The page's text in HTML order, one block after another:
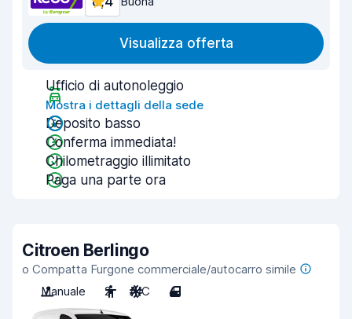
Visualizza offerta
Ufficio di autonoleggio
Mostra i dettagli della sede
Deposito basso
Conferma immediata!
Chilometraggio illimitato
Paga una parte ora
Citroen Berlingo
o Compatta Furgone commerciale/autocarro simile
Manuale
2 A/C 4